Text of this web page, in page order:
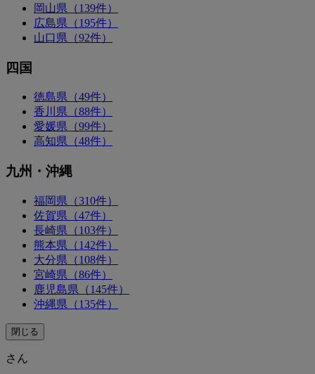
岡山県（139件）
広島県（195件）
山口県（92件）
四国
徳島県（49件）
香川県（88件）
愛媛県（99件）
高知県（48件）
九州・沖縄
福岡県（310件）
佐賀県（47件）
長崎県（103件）
熊本県（142件）
大分県（108件）
宮崎県（86件）
鹿児島県（145件）
沖縄県（135件）
閉じる
さん